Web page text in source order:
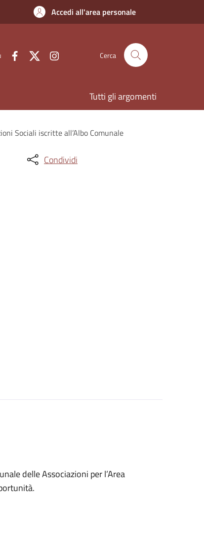
Accedi all'area personale
Cerca
Tutti gli argomenti
Sociali iscritte all’Albo Comunale
Condividi
delle Associazioni per l’Area